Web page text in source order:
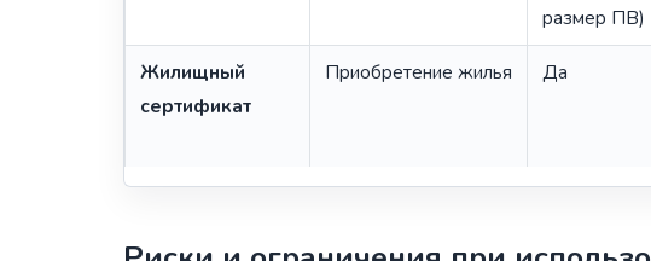
размер ПВ)
Жилищный
сертификат
Приобретение жилья Да